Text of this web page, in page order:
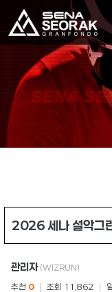
SENA
2026 세나 설악그
관리자 (WIZRUN)
추천 0 조회 11,862